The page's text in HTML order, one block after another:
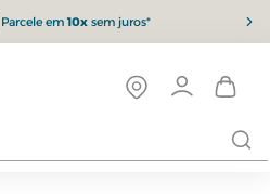
em10xsem juros*